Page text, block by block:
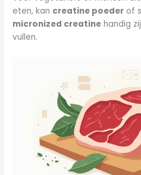
eten, kan creatine poeder of
micronized creatine handig
vullen.